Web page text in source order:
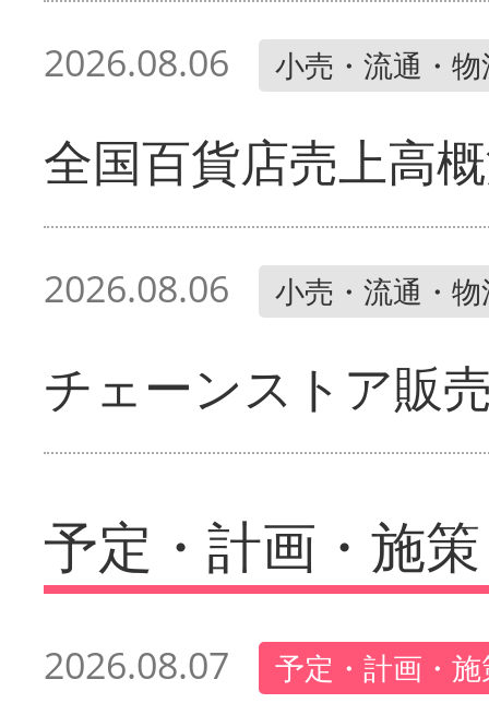
2026.08.06 小売・流通・
全国百貨店売上高
2026.08.06 小売・流通・
チェーンストア販
予定・計画・施策
2026.08.07 予定・計画・